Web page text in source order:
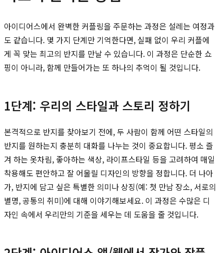
아이디어스에서 완벽한 커플링을 주문하는 과정은 설레는 여정과
도 같습니다. 몇 가지 단계만 기억한다면, 실패 없이 우리 커플에
게 꼭 맞는 최고의 반지를 만날 수 있습니다. 이 과정은 단순한 쇼
핑이 아니라, 함께 만들어가는 또 하나의 추억이 될 것입니다.
1단계: 우리의 스타일과 스토리 정하기
본격적으로 반지를 찾아보기 전에, 두 사람이 함께 어떤 스타일의
반지를 원하는지 충분히 대화를 나누는 것이 중요합니다. 평소 즐
겨 하는 옷차림, 좋아하는 색상, 라이프스타일 등을 고려하여 매일
착용해도 편안하고 잘 어울릴 디자인의 방향을 정합니다. 더 나아
가, 반지에 담고 싶은 특별한 의미나 상징(예: 첫 만남 장소, 서로의
별명, 공통의 취미)에 대해 이야기해보세요. 이 과정은 수많은 디
자인 속에서 우리만의 기준을 세우는 데 도움을 줄 것입니다.